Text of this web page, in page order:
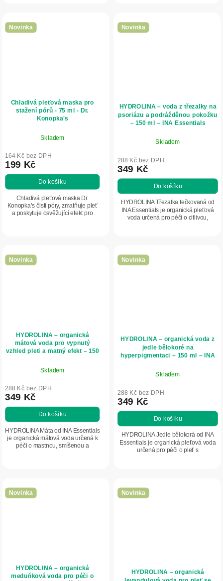
Novinka
Chladivá pleťová maska pro
stažení pórů - 75 ml - Dr.
Konopka's
Skladem
164 Kč bez DPH
199 Kč
Do košíku
Chladivá pleťová maska Dr.
Konopka’s čistí póry, zmatňuje pleť
a poskytuje osvěžující efekt pro
Novinka
HYDROLINA – voda z třezalky na
psoriázu a podrážděnou pokožku
– 150 ml – INA Essentials
Skladem
288 Kč bez DPH
349 Kč
Do košíku
HYDROLINA Třezalka tečkovaná od
INA Essentials je organická pleťová
voda určená pro péči o citlivou,
Novinka
HYDROLINA – organická
mátová voda pro vypnutý
vzhled pleti a matný efekt – 150
Skladem
288 Kč bez DPH
349 Kč
Do košíku
HYDROLINA Máta od INA Essentials
je organická mátová voda určená k
péči o mastnou, smíšenou a
Novinka
HYDROLINA – organická voda z
jedle bělokoré na
hyperpigmentaci – 150 ml – INA
Skladem
288 Kč bez DPH
349 Kč
Do košíku
HYDROLINA Jedle bělokorá od INA
Essentials je organická pleťová voda
určená pro péči o pleť s
Novinka
HYDROLINA – organická
meduňková voda pro péči o
Novinka
HYDROLINA – organická